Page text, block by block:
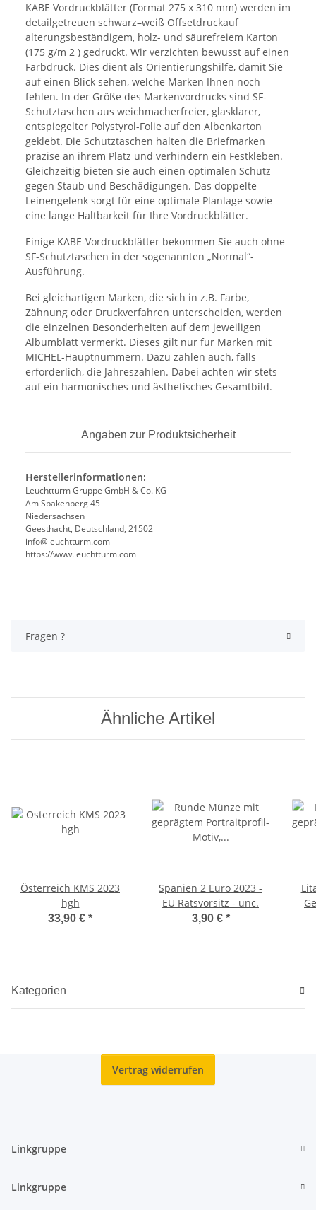
KABE Vordruckblätter (Format 275 x 310 mm) werden im
detailgetreuen schwarz–weiß Offsetdruckauf
alterungsbeständigem, holz- und säurefreiem Karton
(175 g/m 2 ) gedruckt. Wir verzichten bewusst auf einen
Farbdruck. Dies dient als Orientierungshilfe, damit Sie
auf einen Blick sehen, welche Marken Ihnen noch
fehlen. In der Größe des Markenvordrucks sind SF-
Schutztaschen aus weichmacherfreier, glasklarer,
entspiegelter Polystyrol-Folie auf den Albenkarton
geklebt. Die Schutztaschen halten die Briefmarken
präzise an ihrem Platz und verhindern ein Festkleben.
Gleichzeitig bieten sie auch einen optimalen Schutz
gegen Staub und Beschädigungen. Das doppelte
Leinengelenk sorgt für eine optimale Planlage sowie
eine lange Haltbarkeit für Ihre Vordruckblätter.
Einige KABE-Vordruckblätter bekommen Sie auch ohne
SF-Schutztaschen in der sogenannten „Normal“-
Ausführung.
Bei gleichartigen Marken, die sich in z.B. Farbe,
Zähnung oder Druckverfahren unterscheiden, werden
die einzelnen Besonderheiten auf dem jeweiligen
Albumblatt vermerkt. Dieses gilt nur für Marken mit
MICHEL-Hauptnummern. Dazu zählen auch, falls
erforderlich, die Jahreszahlen. Dabei achten wir stets
auf ein harmonisches und ästhetisches Gesamtbild.
Angaben zur Produktsicherheit
Herstellerinformationen:
Leuchtturm Gruppe GmbH & Co. KG
Am Spakenberg 45
Niedersachsen
Geesthacht, Deutschland, 21502
info@leuchtturm.com
https://www.leuchtturm.com
Fragen ?
Ähnliche Artikel
Österreich KMS 2023
hgh
33,90 € *
Spanien 2 Euro 2023 -
EU Ratsvorsitz - unc.
3,90 € *
Kategorien
Vertrag widerrufen
Linkgruppe
Linkgruppe